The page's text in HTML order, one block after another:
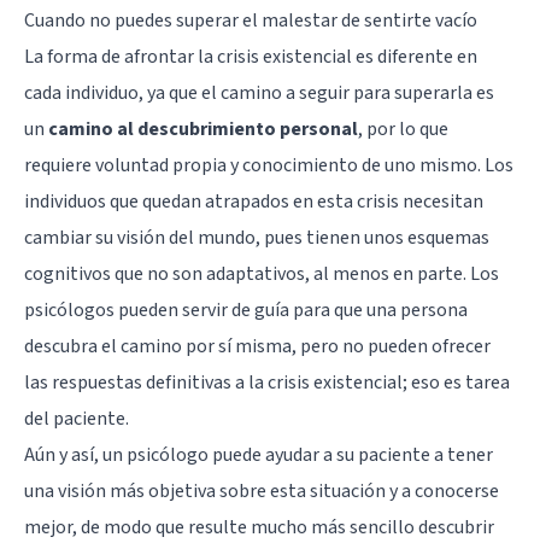
Cuando no puedes superar el malestar de sentirte vacío
La forma de afrontar la crisis existencial es diferente en
cada individuo, ya que el camino a seguir para superarla es
un camino al descubrimiento personal, por lo que
requiere voluntad propia y conocimiento de uno mismo. Los
individuos que quedan atrapados en esta crisis necesitan
cambiar su visión del mundo, pues tienen unos esquemas
cognitivos que no son adaptativos, al menos en parte. Los
psicólogos pueden servir de guía para que una persona
descubra el camino por sí misma, pero no pueden ofrecer
las respuestas definitivas a la crisis existencial; eso es tarea
del paciente.
Aún y así,un psicólogo puede ayudar a su pacientea tener
una visión más objetiva sobre esta situación y a conocerse
mejor, de modo que resulte mucho más sencillo descubrir